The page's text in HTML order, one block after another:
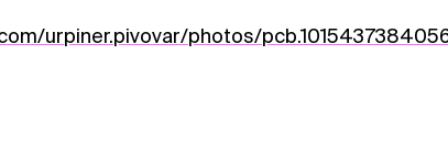
urpiner.pivovar/photos/